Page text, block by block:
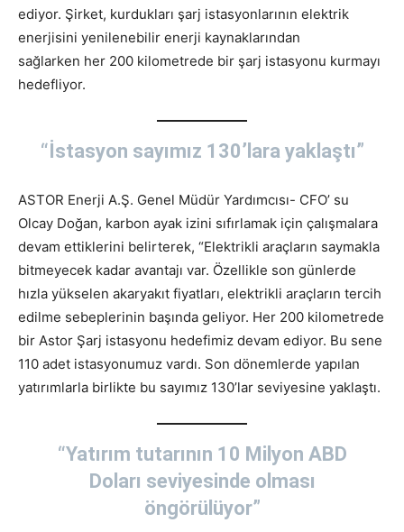
ediyor. Şirket, kurdukları şarj istasyonlarının elektrik
enerjisini yenilenebilir enerji kaynaklarından
sağlarken her 200 kilometrede bir şarj istasyonu kurmayı
hedefliyor.
“İstasyon sayımız 130’lara yaklaştı”
ASTOR Enerji A.Ş. Genel Müdür Yardımcısı- CFO’ su
Olcay Doğan, karbon ayak izini sıfırlamak için çalışmalara
devam ettiklerini belirterek, “Elektrikli araçların saymakla
bitmeyecek kadar avantajı var. Özellikle son günlerde
hızla yükselen akaryakıt fiyatları, elektrikli araçların tercih
edilme sebeplerinin başında geliyor. Her 200 kilometrede
bir Astor Şarj istasyonu hedefimiz devam ediyor. Bu sene
110 adet istasyonumuz vardı. Son dönemlerde yapılan
yatırımlarla birlikte bu sayımız 130’lar seviyesine yaklaştı.
“Yatırım tutarının 10 Milyon ABD
Doları seviyesinde olması
öngörülüyor”